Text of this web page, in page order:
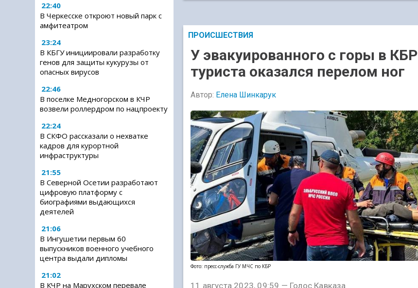
22:40
В Черкесске откроют новый парк с
амфитеатром
23:24
В КБГУ инициировали разработку
генов для защиты кукурузы от
опасных вирусов
22:46
В поселке Медногорском в КЧР
возвели роллердром по нацпроекту
22:24
В СКФО рассказали о нехватке
кадров для курортной
инфраструктуры
21:55
В Северной Осетии разработают
цифровую платформу с
биографиями выдающихся
деятелей
21:06
В Ингушетии первым 60
выпускников военного учебного
центра выдали дипломы
21:02
В КЧР на Марухском перевале
ПРОИСШЕСТВИЯ
У эвакуированного с горы в КБР
туриста оказался перелом ног
Автор: Елена Шинкарук
Фото: пресс-служба ГУ МЧС по КБР
11 августа 2023, 09:59 — Голос Кавказа